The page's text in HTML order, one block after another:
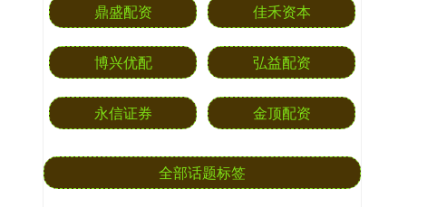
鼎盛配资 佳禾资本
博兴优配 弘益配资
永信证券 金顶配资
全部话题标签